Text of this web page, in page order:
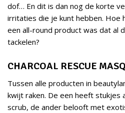
dof… En dit is dan nog de korte
irritaties die je kunt hebben. Hoe
een all-round product was dat al
tackelen?
CHARCOAL RESCUE
Tussen alle producten in
kwijt raken. De een heeft stukjes
scrub, de ander belooft met